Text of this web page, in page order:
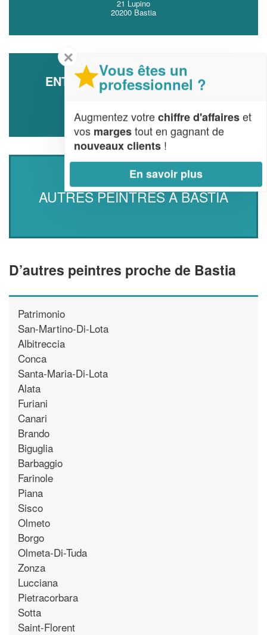
21 Lupino
20200 Bastia
ENTREPRISE CHERNI YASSINE
AUTRES PEINTRES À BASTIA
D’autres peintres proche de Bastia
Patrimonio
San-Martino-Di-Lota
Albitreccia
Conca
Santa-Maria-Di-Lota
Alata
Furiani
Canari
Brando
Biguglia
Barbaggio
Farinole
Piana
Sisco
Olmeto
Borgo
Olmeta-Di-Tuda
Zonza
Lucciana
Pietracorbara
Sotta
Saint-Florent
✕
Vous êtes un
professionnel ?
Augmentez votrechiffre d'affaireset
vos margestout en gagnant de
nouveaux clients !
En savoir plus